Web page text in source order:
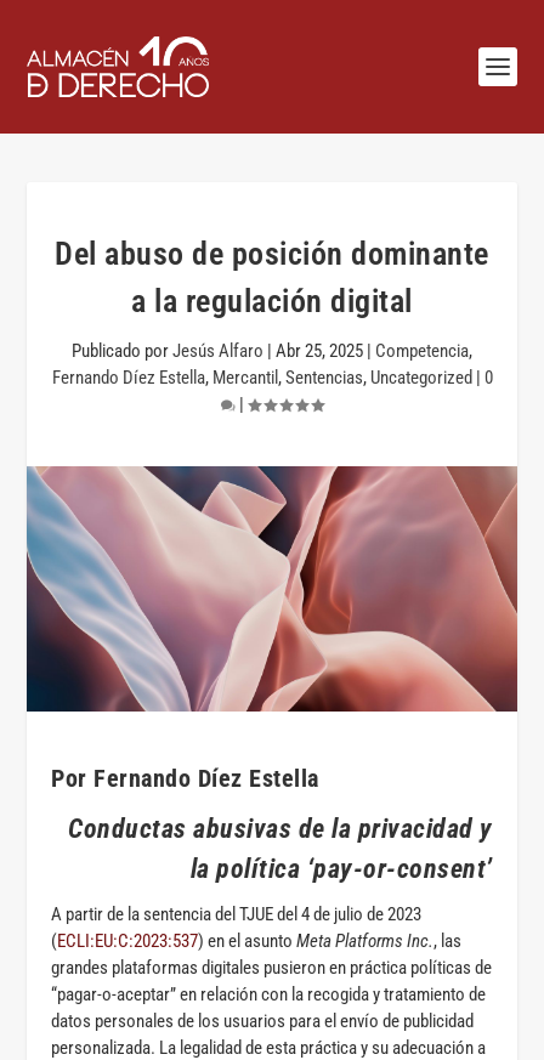
Del abuso de posición dominante
a la regulación digital
Publicado porJesús Alfaro | Abr 25, 2025 | Competencia,
Fernando Díez Estella, Mercantil ,Sentencias, Uncategorized | 0
|
Por Fernando Díez Estella
Conductas abusivas de la privacidad y
la política ‘pay-or-consent’
A partir de la sentencia del TJUE del 4 de julio de 2023
(ECLI:EU:C:2023:537) en el asuntoMeta Platforms Inc., las
grandes plataformas digitales pusieron en práctica políticas de
“pagar-o-aceptar” en relación con la recogida y tratamiento de
datos personales de los usuarios para el envío de publicidad
personalizada. La legalidad de esta práctica y su adecuación a